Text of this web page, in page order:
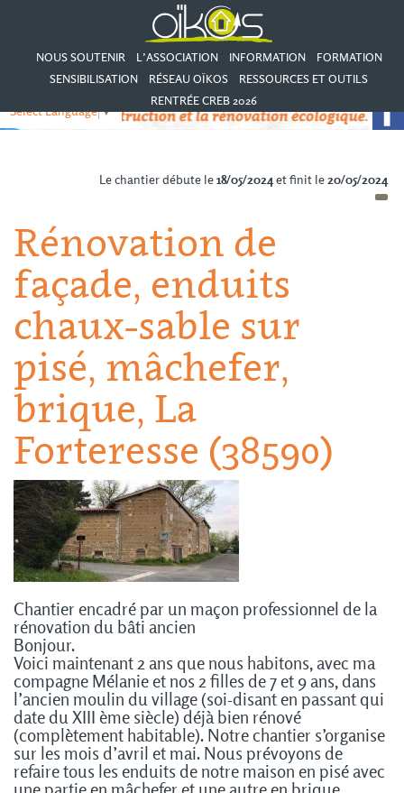
NOUS SOUTENIR L’ASSOCIATION INFORMATION
FORMATION
SENSIBILISATION
RÉSEAU OÏKOS
RESSOURCES ET OUTILS
RENTRÉE CREB 2026
Select Language▼
Le chantier débute le18/05/2024et finit le20/05/2024
Rénovation de
façade, enduits
chaux-sable sur
pisé, mâchefer,
brique, La
Forteresse (38590)
Chantier encadré par un maçon professionnel de la
rénovation du bâti ancien
Bonjour.
Voici maintenant 2 ans que nous habitons, avec ma
compagne Mélanie et nos 2 filles de 7 et 9 ans, dans
l’ancien moulin du village (soi-disant en passant qui
date du XIII ème siècle) déjà bien rénové
(complètement habitable). Notre chantier s’organise
sur les mois d’avril et mai. Nous prévoyons de
refaire tous les enduits de notre maison en pisé avec